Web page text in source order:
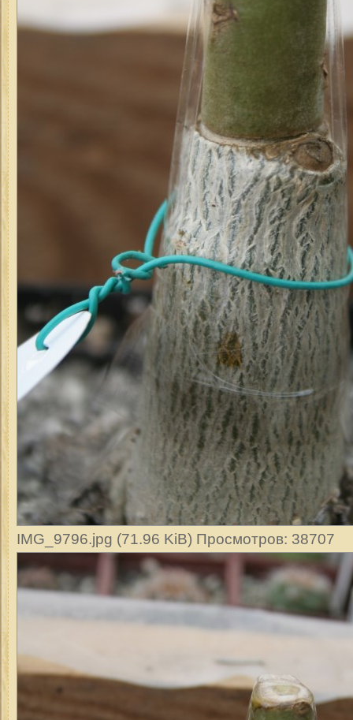
IMG_9796.jpg (71.96 KiB) Просмотров: 38707